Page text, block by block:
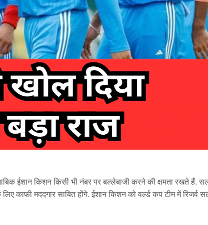
ईशान किशन किसी भी नंबर पर बल्लेबाजी करने की क्षमता रखते हैं.
काफी मददगार साबित होंगे. ईशान किशन को वर्ल्ड कप टीम में रिजर्व